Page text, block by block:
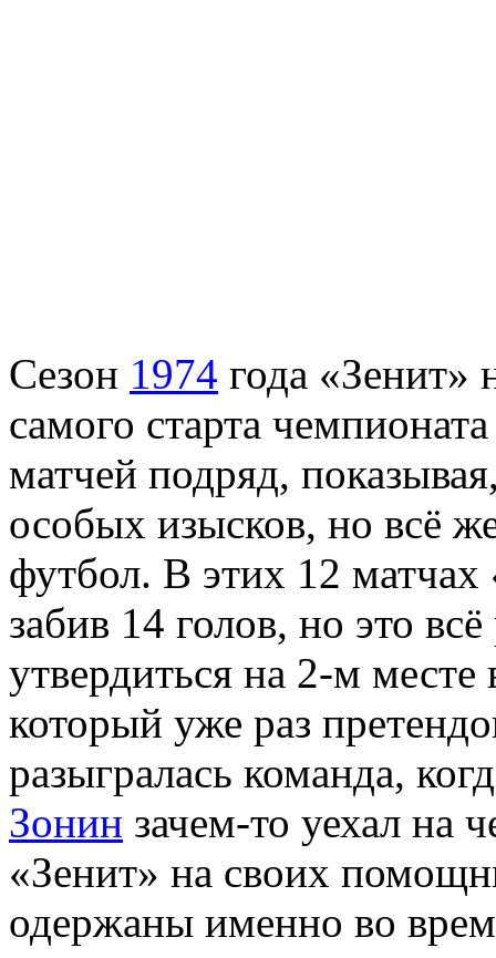
Сезон 1974 года «Зенит»
самого старта
матчей подряд,
особых изысков, но всё
футбол. В этих 12 матчах
забив 14 голов, но это
утвердиться на 2-м
который уже раз
разыгралась команда,
Зонин зачем-то уехал на
«Зенит» на своих
одержаны именно во